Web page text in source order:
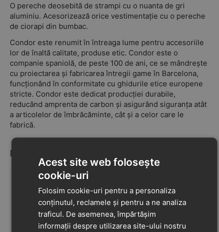
O pereche deosebită de strampi cu o nuanta de gri
aluminiu. Acesorizează orice vestimentație cu o pereche
de ciorapi din bumbac.
Condor este renumit în întreaga lume pentru accesoriile
lor de înaltă calitate, produse etic. Condor este o
companie spaniolă, de peste 100 de ani, ce se mândrește
cu proiectarea și fabricarea întregii game în Barcelona,
funcționând în conformitate cu ghidurile etice europene
stricte. Condor este dedicat producției durabile,
reducând amprenta de carbon și asigurând siguranța atât
a articolelor de îmbrăcăminte, cât și a celor care le
fabrică.
Recenzii
Nu au fost găsite recenzii
Acest site web folosește
cookie-uri
Folosim cookie-uri pentru a personaliza
conținutul, reclamele și pentru a ne analiza
traficul. De asemenea, împărtășim
informații despre utilizarea site-ului nostru